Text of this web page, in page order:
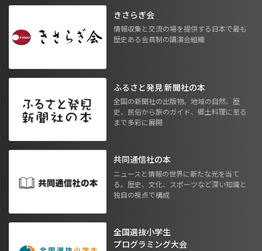
きさらぎ会
情報収集と交流の場を提供する日本で最も
歴史ある会員制の講演会組織
ふるさと発見 新聞社の本
全国の新聞社の出版物。地域の自然、歴
史、民俗から旅のガイド、郷土料理に至る
まで多彩に展開
共同通信社の本
ニュースと情報の世界に新たな光を当て
る。歴史、文化、スポーツなど深い知識と
独自の視点で構成
全国選抜小学生
プログラミング大会